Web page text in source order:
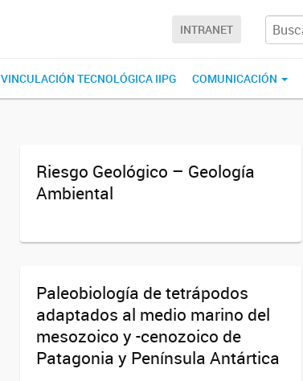
INTRANET
VINCULACIÓN TECNOLÓGICA IIPG COMUNICACIÓN
Riesgo Geológico – Geología
Ambiental
Paleobiología de tetrápodos
adaptados al medio marino del
mesozoico y -cenozoico de
Patagonia y Península Antártica